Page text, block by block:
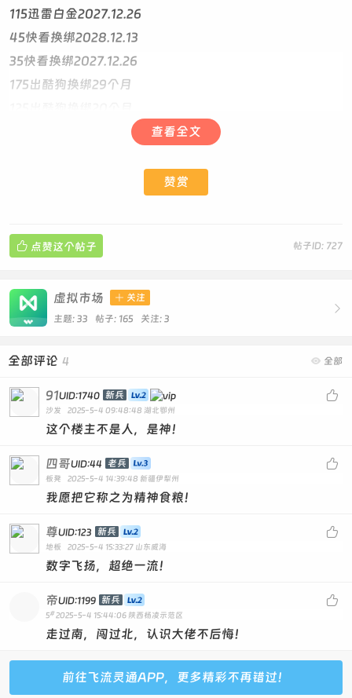
115迅雷白金2027.12.26
45快看换绑2028.12.13
35快看换绑2027.12.26
175出酷狗换绑29个月
直充顾名思义就是直接充到你自己使用的账号，换绑则是把
清禾商城客服微信：i80008080
清禾商城客服微信：i80008787
清禾商城客服QQ：80008520
清禾商城·愿我们情深似海 永不抛弃
7*24自助下单平台 联系客服QQ/wei/信索要
查看全文
赞赏
帖子ID: 727
 点赞这个帖子

虚拟市场  关注
主题: 33 帖子: 165 关注: 3
 全部
全部评论 4

91UID:1740 新兵
沙发 2025-5-4 09:48:48 湖北鄂州
这个楼主不是人，是神！

四哥UID:44 老兵
板凳 2025-5-4 14:39:48 新疆伊犁州
我愿把它称之为精神食粮！

尊UID:123 新兵
地板 2025-5-4 15:33:27 山东威海
数字飞扬，超绝一流！

帝UID:1199 新兵
5# 2025-5-4 15:44:06 陕西杨凌示范区
走过南，闯过北，认识大佬不后悔！
前往飞流灵通APP，更多精彩不再错过！